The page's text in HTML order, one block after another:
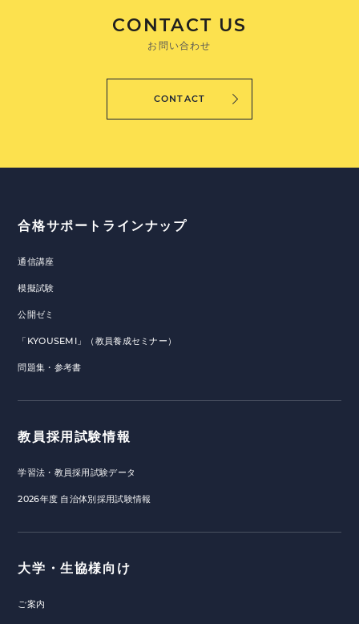
CONTACT US
お問い合わせ
CONTACT
合格サポートラインナップ
通信講座
模擬試験
公開ゼミ
「KYOUSEMI」（教員養成セミナー）
問題集・参考書
教員採用試験情報
学習法・教員採用試験データ
2026年度 自治体別採用試験情報
大学・生協様向け
ご案内